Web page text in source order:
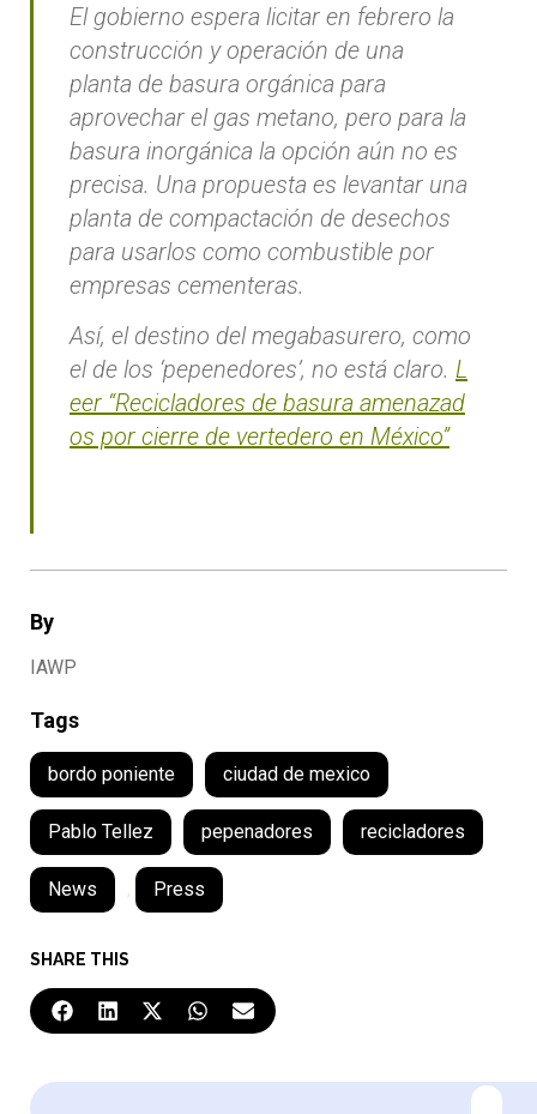
By
IAWP
Tags
bordo poniente ciudad de mexico
Pablo Tellez pepenadores recicladores
News , Press
SHARE THIS
El gobierno espera licitar en febrero la
construcción y operación de una
planta de basura orgánica para
aprovechar el gas metano, pero para la
basura inorgánica la opción aún no es
precisa. Una propuesta es levantar una
planta de compactación de desechos
para usarlos como combustible por
empresas cementeras.
Así, el destino del megabasurero, como
el de los ‘pepenedores’, no está claro. L
eer “Recicladores de basura amenazad
os por cierre de vertedero en México”